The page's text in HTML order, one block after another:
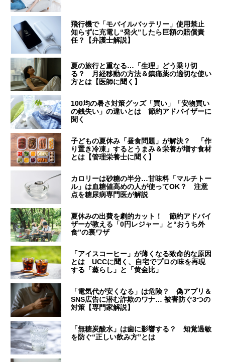
飛行機で「モバイルバッテリー」使用禁止
知らずに充電し“発火”したら巨額の賠償責
任？【弁護士解説】
夏の旅行と重なる…「生理」どう乗り切
る？ 月経移動の方法＆鎮痛薬の適切な使い
方とは【医師に聞く】
100均の暑さ対策グッズ「買い」「安物買い
の銭失い」の違いとは 節約アドバイザーに
聞く
子どもの夏休み「昼食問題」が解決？ 「作
り置き冷凍」するとうまみ＆栄養が増す食材
とは【管理栄養士に聞く】
カロリーは砂糖の半分…甘味料「マルチトー
ル」は血糖値高めの人が使ってOK？ 注意
点を糖尿病専門医が解説
夏休みの出費を劇的カット！ 節約アドバイ
ザーが教える「0円レジャー」と“おうち外
食”の裏ワザ
「アイスコーヒー」が薄くなる致命的な原因
とは UCCに聞く、自宅でプロの味を再現
する「蒸らし」と「黄金比」
「電気代が安くなる」は危険？ 偽アプリ＆
SNS広告に潜む詐欺のワナ… 被害防ぐ3つの
対策【専門家解説】
「無糖炭酸水」は歯に影響する？ 知覚過敏
を防ぐ“正しい飲み方”とは